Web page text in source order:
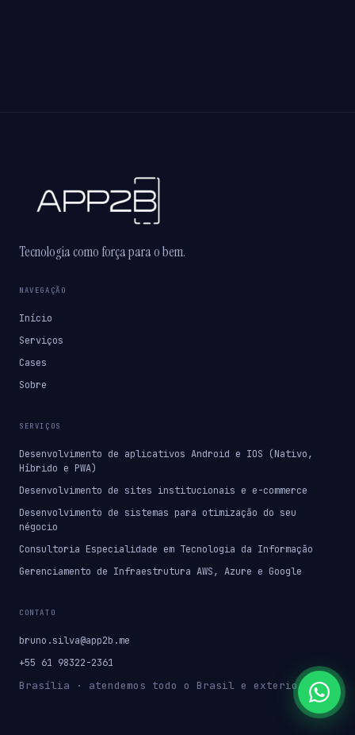
Tecnologia como força para o bem.
NAVEGAÇÃO
Início
Serviços
Cases
Sobre
SERVIÇOS
Desenvolvimento de aplicativos Android e IOS (Nativo,
Híbrido e PWA)
Desenvolvimento de sites institucionais e e-commerce
Desenvolvimento de sistemas para otimização do seu
négocio
Consultoria Especialidade em Tecnologia da Informação
Gerenciamento de Infraestrutura AWS, Azure e Google
CONTATO
bruno.silva@app2b.me
+55 61 98322-2361
Brasília · atendemos todo o Brasil e exterior